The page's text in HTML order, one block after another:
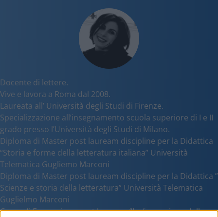
Docente di lettere.
Vive e lavora a Roma dal 2008.
Laureata all’ Università degli Studi di Firenze.
Specializzazione all’insegnamento scuola superiore di I e II
grado presso l’Università degli Studi di Milano.
Diploma di Master post lauream discipline per la Didattica
“Storia e forme della letteratura italiana” Università
Telematica Gugliemo Marconi
Diploma di Master post lauream discipline per la Didattica ”
Scienze e storia della letteratura” Università Telematica
Guglielmo Marconi
Corso di Formazione post lauream “La formazione della